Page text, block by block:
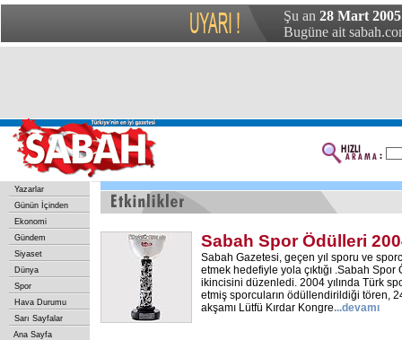
Şu an 28 Mart
Bugüne ait
Yazarlar
Günün İçinden
Ekonomi
Gündem
Siyaset
Dünya
Spor
Hava Durumu
Sarı Sayfalar
Ana Sayfa
Sabah Spor Ödülleri
Sabah Gazetesi, geçen yıl sporu ve
etmek hedefiyle yola çıktığı .Sabah
ikincisini düzenledi. 2004 yılında Türk
etmiş sporcuların ödüllendirildiği tören,
akşamı Lütfü Kırdar Kongre...devamı